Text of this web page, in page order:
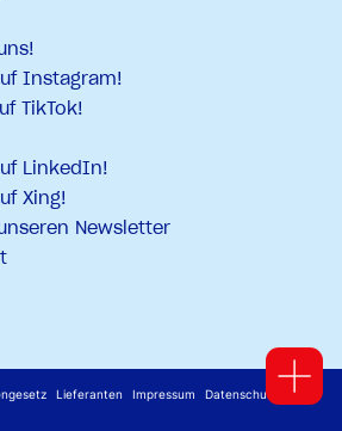
Instagram!
TikTok!
LinkedIn!
Xing!
Newsletter
Lieferanten Impressum
Datenschutz